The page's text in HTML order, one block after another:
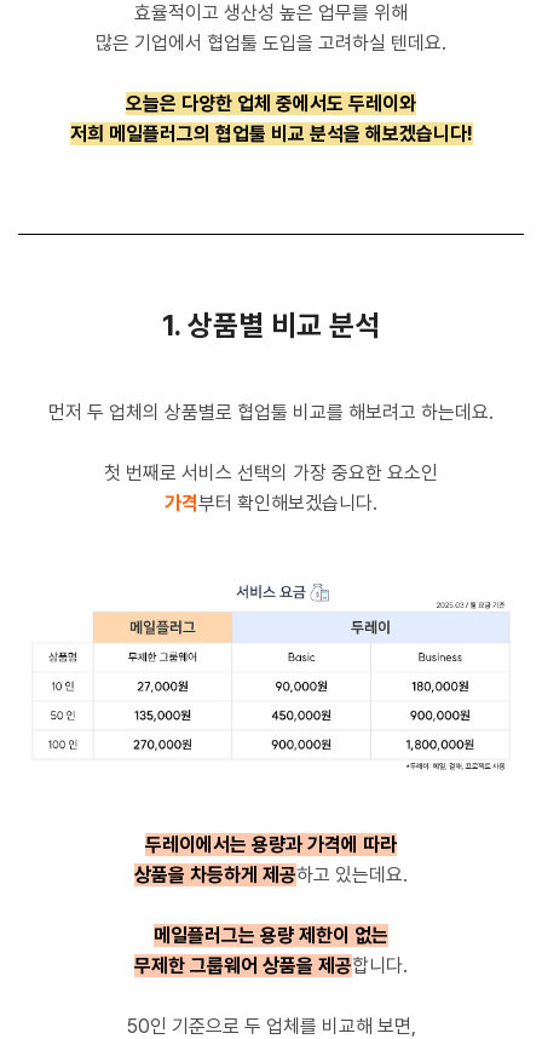
효율적이고 생산성 높은 업무를 위해
많은 기업에서 협업툴 도입을 고려하실 텐데요.
오늘은 다양한 업체 중에서도 두레이와
저희 메일플러그의 협업툴 비교 분석을 해보겠습니다!
1. 상품별 비교 분석
먼저 두 업체의 상품별로 협업툴 비교를 해보려고 하는데요.
첫 번째로 서비스 선택의 가장 중요한 요소인
가격부터 확인해보겠습니다.
두레이에서는 용량과 가격에 따라
상품을 차등하게 제공하고 있는데요.
메일플러그는 용량 제한이 없는
무제한 그룹웨어 상품을 제공합니다.
50인 기준으로 두 업체를 비교해 보면,